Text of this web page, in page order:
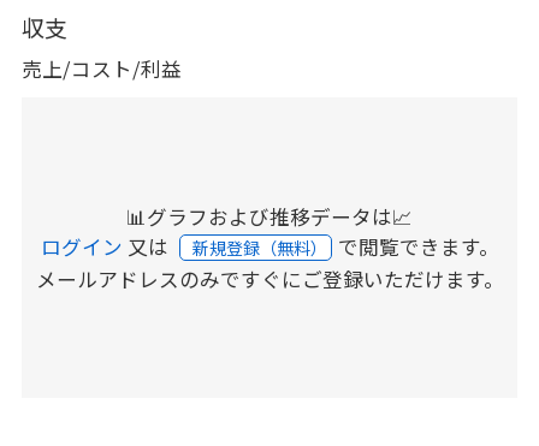
収支
売上/コスト/利益
📊グラフおよび推移データは📈
ログイン 又は 新規登録（無料） で閲覧できます。
メールアドレスのみですぐにご登録いただけます。